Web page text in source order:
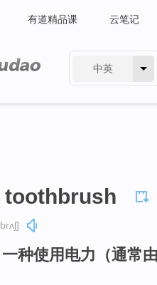
有道精品课 云笔记
中英
种使用电力（通常